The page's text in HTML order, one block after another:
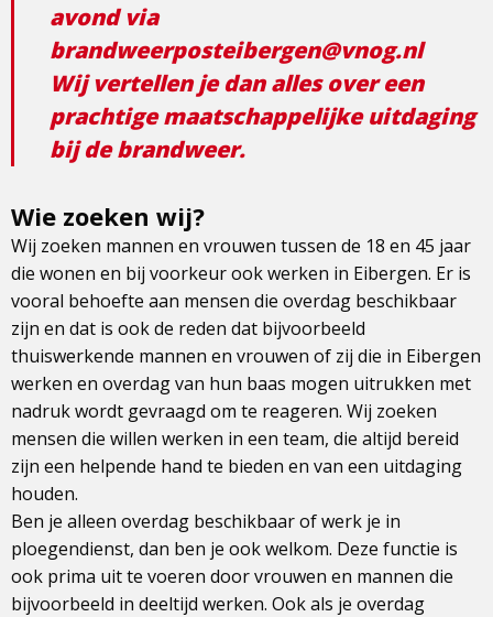
avond via
brandweerposteibergen@vnog.nl
Wij vertellen je dan alles over een
prachtige maatschappelijke uitdaging
bij de brandweer.
Wie zoeken wij?
Wij zoeken mannen en vrouwen tussen de 18 en 45 jaar
die wonen en bij voorkeur ook werken in Eibergen. Er is
vooral behoefte aan mensen die overdag beschikbaar
zijn en dat is ook de reden dat bijvoorbeeld
thuiswerkende mannen en vrouwen of zij die in Eibergen
werken en overdag van hun baas mogen uitrukken met
nadruk wordt gevraagd om te reageren. Wij zoeken
mensen die willen werken in een team, die altijd bereid
zijn een helpende hand te bieden en van een uitdaging
houden.
Ben je alleen overdag beschikbaar of werk je in
ploegendienst, dan ben je ook welkom. Deze functie is
ook prima uit te voeren door vrouwen en mannen die
bijvoorbeeld in deeltijd werken. Ook als je overdag